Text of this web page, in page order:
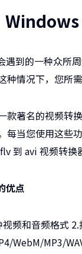
Windows
遇到的一种众所
种情况下，您所
款著名的视频转
每当您使用这些
到 avi 视频转换
优点
频和音频格式
WebM/MP3/